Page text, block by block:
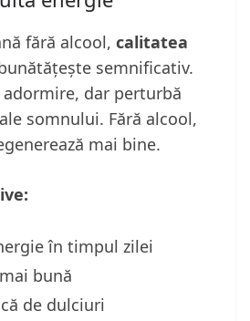
fără alcool, calitatea
semnificativ.
dar perturbă
somnului. Fără alcool,
mai bine.
în timpul zilei
bună
de dulciuri